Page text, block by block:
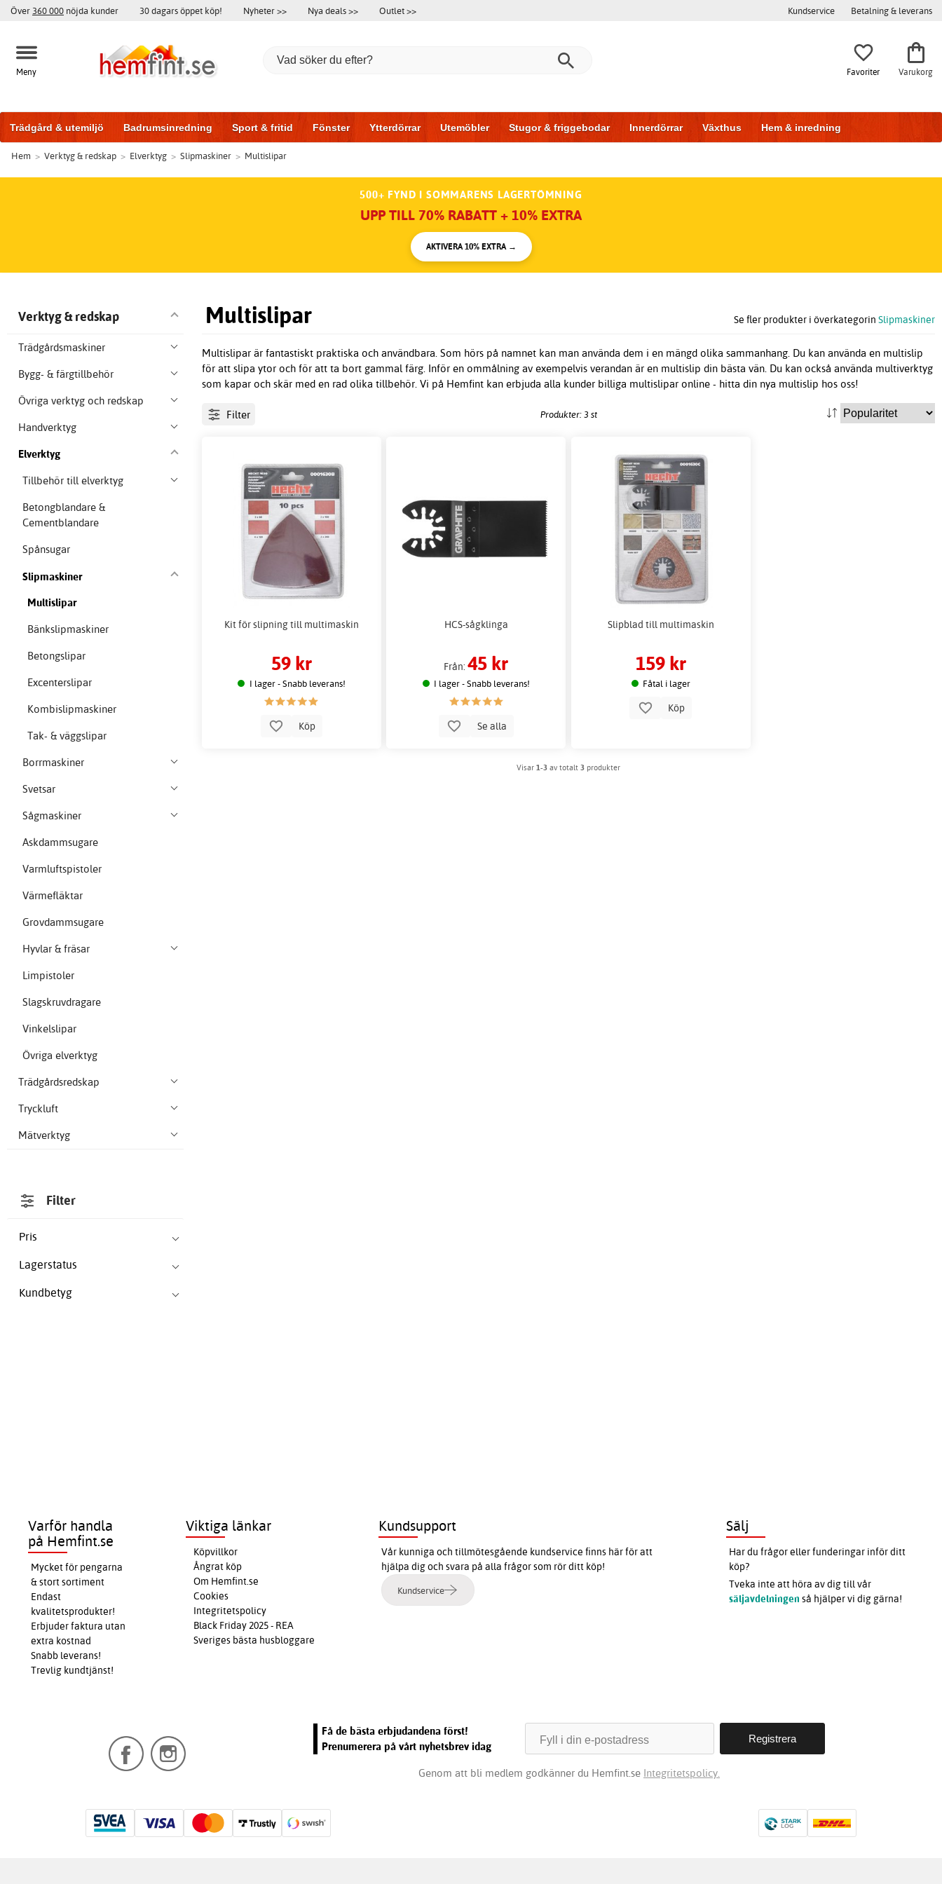
Över 360 000 nöjda kunder 30 dagars öppet köp! Nyheter >> Nya deals >> Outlet >> Kundservice Betalning & leverans
Meny Favoriter Varukorg
Trädgård & utemiljö Badrumsinredning Sport & fritid Fönster Ytterdörrar Utemöbler Stugor & friggebodar Innerdörrar Växthus Hem & inredning
Badrumsmöbler Träningsutrustning Garageportar
Hem > Verktyg & redskap > Elverktyg > Slipmaskiner > Multislipar
500+ FYND I SOMMARENS LAGERTÖMNING
UPP TILL 70% RABATT + 10% EXTRA
AKTIVERA 10% EXTRA →
Multislipar Se fler produkter i överkategorin Slipmaskiner
Multislipar är fantastiskt praktiska och användbara. Som hörs på namnet kan man använda dem i en mängd olika sammanhang. Du kan använda en multislip
för att slipa ytor och för att ta bort gammal färg. Inför en ommålning av exempelvis verandan är en multislip din bästa vän. Du kan också använda multiverktyg
som kapar och skär med en rad olika tillbehör. Vi på Hemfint kan erbjuda alla kunder billiga multislipar online - hitta din nya multislip hos oss!
Verktyg & redskap
Trädgårdsmaskiner
Bygg- & färgtillbehör
Övriga verktyg och redskap
Handverktyg
Elverktyg
Tillbehör till elverktyg
Betongblandare &
Cementblandare
Spånsugar
Slipmaskiner
Multislipar
Bänkslipmaskiner
Betongslipar
Excenterslipar
Kombislipmaskiner
Tak- & väggslipar
Borrmaskiner
Svetsar
Sågmaskiner
Askdammsugare
Varmluftspistoler
Värmefläktar
Grovdammsugare
Hyvlar & fräsar
Limpistoler
Slagskruvdragare
Vinkelslipar
Övriga elverktyg
Trädgårdsredskap
Tryckluft
Mätverktyg
Filter
Pris
Lagerstatus
Kundbetyg
Filter Produkter: 3 st
Kit för slipning till multimaskin
59 kr
I lager - Snabb leverans!
Köp
HCS-sågklinga
Från:45 kr
I lager - Snabb leverans!
Se alla
Slipblad till multimaskin
159 kr
Fåtal i lager
Köp
Visar1-3 av totalt3 produkter
Varför handla
på Hemfint.se
Mycket för pengarna
& stort sortiment
Endast
kvalitetsprodukter!
Erbjuder faktura utan
extra kostnad
Snabb leverans!
Trevlig kundtjänst!
Viktiga länkar
Köpvillkor
Ångrat köp
Om Hemfint.se
Cookies
Integritetspolicy
Black Friday 2025 - REA
Sveriges bästa husbloggare
Kundsupport
Vår kunniga och tillmötesgående kundservice finns här för att
hjälpa dig och svara på alla frågor som rör ditt köp!
Kundservice
Sälj
Har du frågor eller funderingar inför ditt
köp?
Tveka inte att höra av dig till vår
säljavdelningen så hjälper vi dig gärna!
Få de bästa erbjudandena först!
Prenumerera på vårt nyhetsbrev idag
Genom att bli medlem godkänner du Hemfint.se Integritetspolicy.